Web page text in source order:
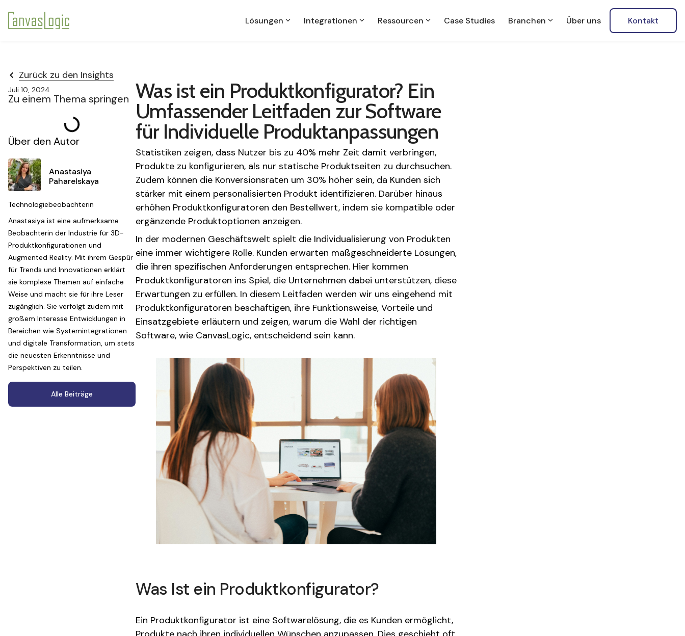
Lösungen Integrationen Ressourcen Case Studies Branchen Über uns Kontakt
Zurück zu den Insights
Juli 10, 2024
Zu einem Thema springen
Über den Autor
Anastasiya
Paharelskaya
Technologiebeobachterin
Anastasiya ist eine aufmerksame
Beobachterin der Industrie für 3D-
Produktkonfigurationen und
Augmented Reality. Mit ihrem Gespür
für Trends und Innovationen erklärt
sie komplexe Themen auf einfache
Weise und macht sie für ihre Leser
zugänglich. Sie verfolgt zudem mit
großem Interesse Entwicklungen in
Bereichen wie Systemintegrationen
und digitale Transformation, um stets
die neuesten Erkenntnisse und
Perspektiven zu teilen.
Alle Beiträge
Was ist ein Produktkonfigurator? Ein
Umfassender Leitfaden zur Software
für Individuelle Produktanpassungen
Statistiken zeigen, dass Nutzer bis zu 40% mehr Zeit damit verbringen,
Produkte zu konfigurieren, als nur statische Produktseiten zu durchsuchen.
Zudem können die Konversionsraten um 30% höher sein, da Kunden sich
stärker mit einem personalisierten Produkt identifizieren. Darüber hinaus
erhöhen Produktkonfiguratoren den Bestellwert, indem sie kompatible oder
ergänzende Produktoptionen anzeigen.
In der modernen Geschäftswelt spielt die Individualisierung von Produkten
eine immer wichtigere Rolle. Kunden erwarten maßgeschneiderte Lösungen,
die ihren spezifischen Anforderungen entsprechen. Hier kommen
Produktkonfiguratoren ins Spiel, die Unternehmen dabei unterstützen, diese
Erwartungen zu erfüllen. In diesem Leitfaden werden wir uns eingehend mit
Produktkonfiguratoren beschäftigen, ihre Funktionsweise, Vorteile und
Einsatzgebiete erläutern und zeigen, warum die Wahl der richtigen
Software, wie CanvasLogic, entscheidend sein kann.
Was Ist ein Produktkonfigurator?
Ein Produktkonfigurator ist eine Softwarelösung, die es Kunden ermöglicht,